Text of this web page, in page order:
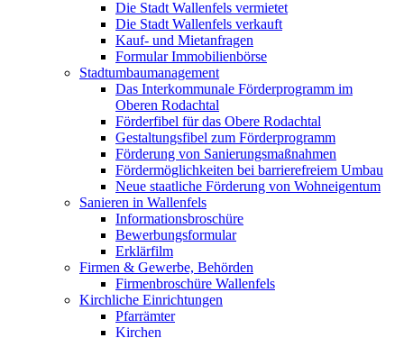
Die Stadt Wallenfels vermietet
Die Stadt Wallenfels verkauft
Kauf- und Mietanfragen
Formular Immobilienbörse
Stadtumbaumanagement
Das Interkommunale Förderprogramm im
Oberen Rodachtal
Förderfibel für das Obere Rodachtal
Gestaltungsfibel zum Förderprogramm
Förderung von Sanierungsmaßnahmen
Fördermöglichkeiten bei barrierefreiem Umbau
Neue staatliche Förderung von Wohneigentum
Sanieren in Wallenfels
Informationsbroschüre
Bewerbungsformular
Erklärfilm
Firmen & Gewerbe, Behörden
Firmenbroschüre Wallenfels
Kirchliche Einrichtungen
Pfarrämter
Kirchen